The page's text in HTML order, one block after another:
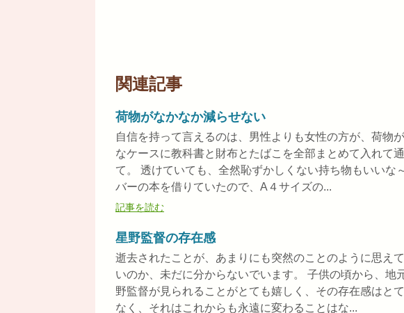
関連記事
荷物がなかなか減らせない
自信を持って言えるのは、男性よりも女性の方が、荷物
なケースに教科書と財布とたばこを全部まとめて入れて
て。 透けていても、全然恥ずかしくない持ち物もいいな
バーの本を借りていたので、A４サイズの...
記事を読む
星野監督の存在感
逝去されたことが、あまりにも突然のことのように思え
いのか、未だに分からないでいます。 子供の頃から、地
野監督が見られることがとても嬉しく、その存在感はと
なく、それはこれからも永遠に変わることはな...